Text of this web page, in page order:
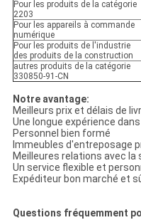
Pour les produits de la catégorie
2203
Pour les appareils à commande
numérique
Pour les produits de l'industrie
des produits de la construction
autres produits de la catégorie
330850-91-CN
Notre avantage:
Meilleurs prix et délais de
Une longue expérience
Personnel bien formé
Immeubles d'entreposage
Meilleures relations avec
Un service flexible et
Expéditeur bon marché et
Questions fréquemment